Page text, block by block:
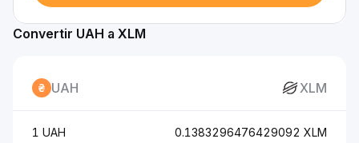
Convertir UAH a XLM
UAH XLM
1 UAH 0.1383296476429092 XLM